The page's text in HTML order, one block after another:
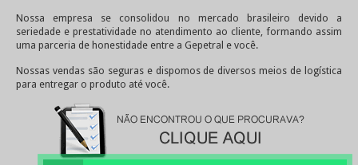
Nossa empresa se consolidou no mercado brasileiro devido a
seriedade e prestatividade no atendimento ao cliente, formando assim
uma parceria de honestidade entre a Gepetral e você.
Nossas vendas são seguras e dispomos de diversos meios de logística
para entregar o produto até você.